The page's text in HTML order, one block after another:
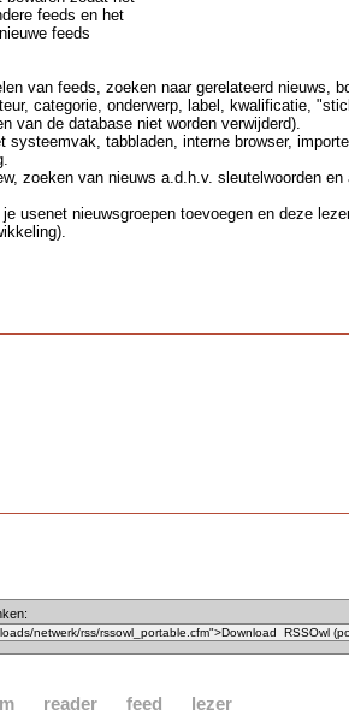
feeds en het
feeds
van feeds, zoeken naar gerelateerd nieuws,
categorie, onderwerp, label, kwalificatie,
van de database niet worden verwijderd).
systeemvak, tabbladen, interne browser,
zoeken van nieuws a.d.h.v. sleutelwoorden
usenet nieuwsgroepen toevoegen en deze
reader feed lezer